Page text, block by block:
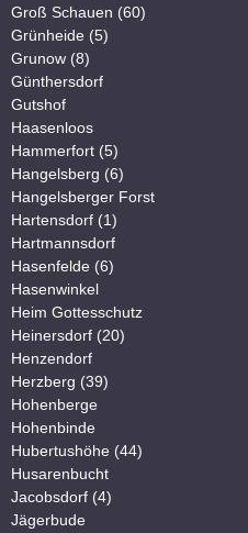
Groß Schauen (60)
Grünheide (5)
Grunow (8)
Günthersdorf
Gutshof
Haasenloos
Hammerfort (5)
Hangelsberg (6)
Hangelsberger Forst
Hartensdorf (1)
Hartmannsdorf
Hasenfelde (6)
Hasenwinkel
Heim Gottesschutz
Heinersdorf (20)
Henzendorf
Herzberg (39)
Hohenberge
Hohenbinde
Hubertushöhe (44)
Husarenbucht
Jacobsdorf (4)
Jägerbude